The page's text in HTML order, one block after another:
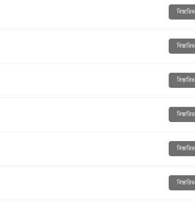
বিস্তারিত
বিস্তারিত
বিস্তারিত
বিস্তারিত
বিস্তারিত
বিস্তারিত